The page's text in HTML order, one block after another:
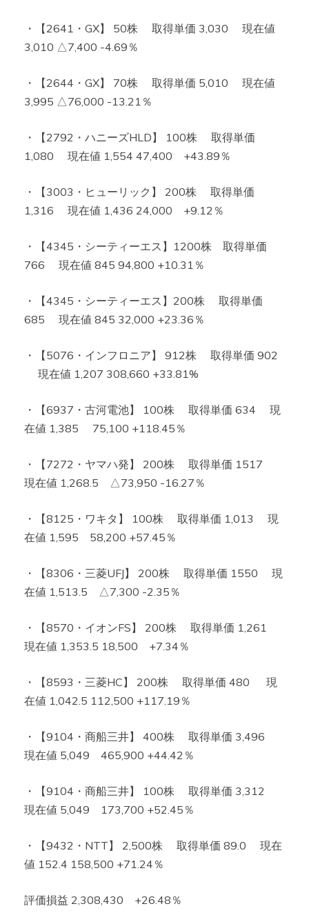
・【2641・GX】 50株 取得単価 3,030 現在値
3,010 △7,400 -4.69％
・【2644・GX】 70株 取得単価 5,010 現在値
3,995 △76,000 -13.21％
・【2792・ハニーズHLD】 100株 取得単価
1,080 現在値 1,554 47,400 +43.89％
・【3003・ヒューリック】 200株 取得単価
1,316 現在値 1,436 24,000 +9.12％
・【4345・シーティーエス】1200株 取得単価
766 現在値 845 94,800 +10.31％
・【4345・シーティーエス】200株 取得単価
685 現在値 845 32,000 +23.36％
・【5076・インフロニア】 912株 取得単価 902
現在値 1,207 308,660 +33.81%
・【6937・古河電池】 100株 取得単価 634 現
在値 1,385 75,100 +118.45％
・【7272・ヤマハ発】 200株 取得単価 1517
現在値 1,268.5 △73,950 -16.27％
・【8125・ワキタ】 100株 取得単価 1,013 現
在値 1,595 58,200 +57.45％
・【8306・三菱UFJ】 200株 取得単価 1550 現
在値 1,513.5 △7,300 -2.35％
・【8570・イオンFS】 200株 取得単価 1,261
現在値 1,353.5 18,500 +7.34％
・【8593・三菱HC】 200株 取得単価 480 現
在値 1,042.5 112,500 +117.19％
・【9104・商船三井】 400株 取得単価 3,496
現在値 5,049 465,900 +44.42％
・【9104・商船三井】 100株 取得単価 3,312
現在値 5,049 173,700 +52.45％
・【9432・NTT】 2,500株 取得単価 89.0 現在
値 152.4 158,500 +71.24％
評価損益 2,308,430 +26.48％